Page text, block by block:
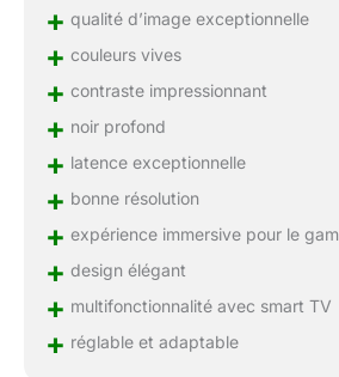
+ qualité d’image exceptionnelle
+ couleurs vives
+ contraste impressionnant
+ noir profond
+ latence exceptionnelle
+ bonne résolution
+ expérience immersive pour le
+ design élégant
+ multifonctionnalité avec smart TV
+ réglable et adaptable